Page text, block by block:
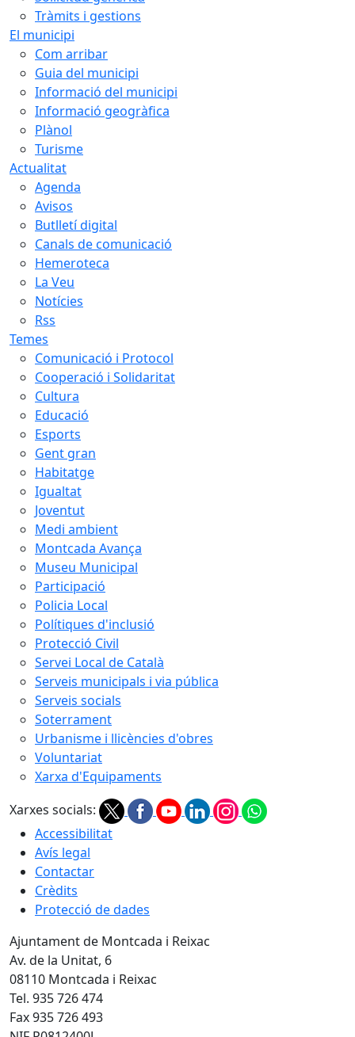
Tràmits i gestions
El municipi
Com arribar
Guia del municipi
Informació del municipi
Informació geogràfica
Plànol
Turisme
Actualitat
Agenda
Avisos
Butlletí digital
Canals de comunicació
Hemeroteca
La Veu
Notícies
Rss
Temes
Comunicació i Protocol
Cooperació i Solidaritat
Cultura
Educació
Esports
Gent gran
Habitatge
Igualtat
Joventut
Medi ambient
Montcada Avança
Museu Municipal
Participació
Policia Local
Polítiques d'inclusió
Protecció Civil
Servei Local de Català
Serveis municipals i via pública
Serveis socials
Soterrament
Urbanisme i llicències d'obres
Voluntariat
Xarxa d'Equipaments
Xarxes socials:
Accessibilitat
Avís legal
Contactar
Crèdits
Protecció de dades
Ajuntament de Montcada i Reixac
Av. de la Unitat, 6
08110 Montcada i Reixac
Tel. 935 726 474
Fax 935 726 493